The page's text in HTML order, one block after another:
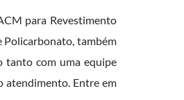
para Revestimento
Policarbonato, também
tanto com uma equipe
atendimento. Entre em